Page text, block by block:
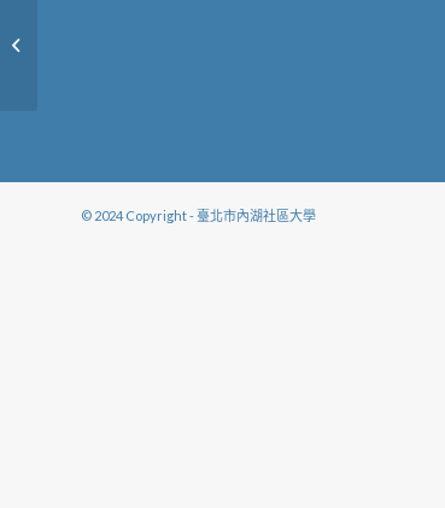
© 2024 Copyright - 臺北市內湖社區大學